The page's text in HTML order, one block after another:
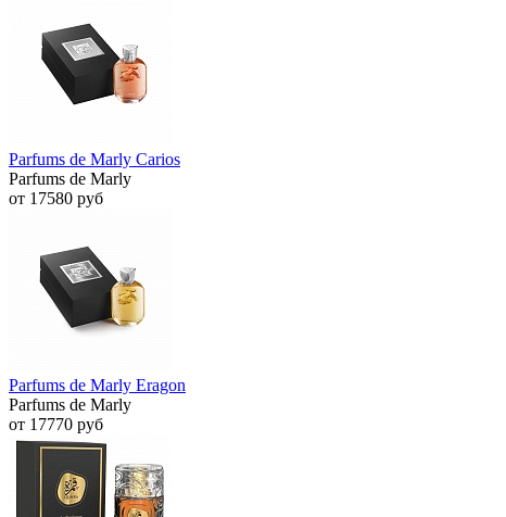
Parfums de Marly Carios
Parfums de Marly
от 17580 руб
Parfums de Marly Eragon
Parfums de Marly
от 17770 руб